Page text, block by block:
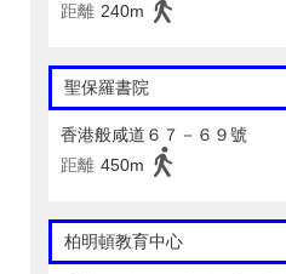
距離 240m
聖保羅書院
香港般咸道６７－６９號
距離 450m
柏明頓教育中心